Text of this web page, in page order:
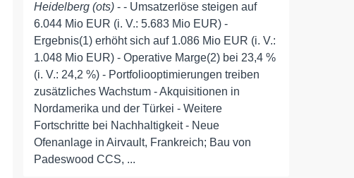
Heidelberg (ots) - - Umsatzerlöse steigen auf
6.044 Mio EUR (i. V.: 5.683 Mio EUR) -
Ergebnis(1) erhöht sich auf 1.086 Mio EUR (i. V.:
1.048 Mio EUR) - Operative Marge(2) bei 23,4 %
(i. V.: 24,2 %) - Portfoliooptimierungen treiben
zusätzliches Wachstum - Akquisitionen in
Nordamerika und der Türkei - Weitere
Fortschritte bei Nachhaltigkeit - Neue
Ofenanlage in Airvault, Frankreich; Bau von
Padeswood CCS, ...